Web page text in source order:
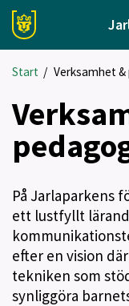
Start / Verksamhet
På Jarlaparkens
ett lustfyllt
efter en vision
tekniken som
synliggöra